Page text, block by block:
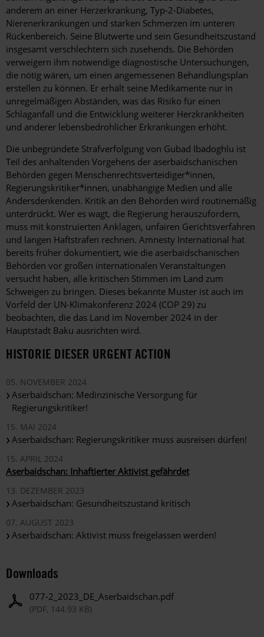
anderem an einer Herzerkrankung, Typ-2-Diabetes,
Nierenerkrankungen und starken Schmerzen im unteren
Rückenbereich. Seine Blutwerte und sein Gesundheitszustand
insgesamt verschlechtern sich zusehends. Die Behörden
verweigern ihm notwendige diagnostische Untersuchungen,
die nötig wären, um einen angemessenen Behandlungsplan
erstellen zu können. Er erhält seine Medikamente nur in
unregelmäßigen Abständen, was das Risiko für einen
Schlaganfall und die Entwicklung weiterer Herzkrankheiten
und anderer lebensbedrohlicher Erkrankungen erhöht.
Die unbegründete Strafverfolgung von Gubad Ibadoghlu ist
Teil des anhaltenden Vorgehens der aserbaidschanischen
Behörden gegen Menschenrechtsverteidiger*innen,
Regierungskritiker*innen, unabhängige Medien und alle
Andersdenkenden. Kritik an den Behörden wird routinemäßig
unterdrückt. Wer es wagt, die Regierung herauszufordern,
muss mit konstruierten Anklagen, unfairen Gerichtsverfahren
und langen Haftstrafen rechnen. Amnesty International hat
bereits früher dokumentiert, wie die aserbaidschanischen
Behörden vor großen internationalen Veranstaltungen
versucht haben, alle kritischen Stimmen im Land zum
Schweigen zu bringen. Dieses bekannte Muster ist auch im
Vorfeld der UN-Klimakonferenz 2024 (COP 29) zu
beobachten, die das Land im November 2024 in der
Hauptstadt Baku ausrichten wird.
HISTORIE DIESER URGENT ACTION
05. NOVEMBER 2024
Aserbaidschan: Medinzinische Versorgung für
Regierungskritiker!
15. MAI 2024
Aserbaidschan: Regierungskritiker muss ausreisen dürfen!
15. APRIL 2024
Aserbaidschan: Inhaftierter Aktivist gefährdet
13. DEZEMBER 2023
Aserbaidschan: Gesundheitszustand kritisch
07. AUGUST 2023
Aserbaidschan: Aktivist muss freigelassen werden!
Downloads
077-2_2023_DE_Aserbaidschan.pdf
(PDF, 144.93 KB)